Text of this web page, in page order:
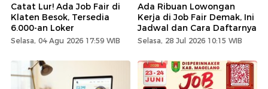
Catat Lur! Ada Job Fair di
Klaten Besok, Tersedia
6.000-an Loker
Selasa, 04 Agu 2026 17:59 WIB
Ada Ribuan Lowongan
Kerja di Job Fair Demak, Ini
Jadwal dan Cara Daftarnya
Selasa, 28 Jul 2026 10:15 WIB